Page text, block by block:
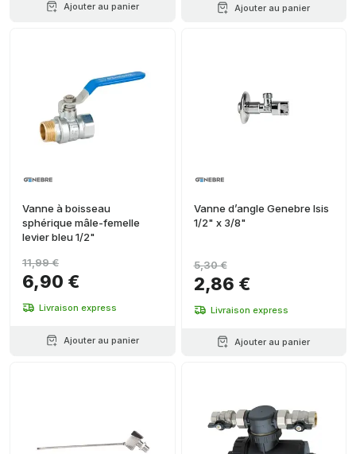
Ajouter au panier Ajouter au panier
Vanne à boisseau
sphérique mâle-femelle
levier bleu 1/2"
6,90 €
11,99 €
Livraison express
Ajouter au panier
Vanne d’angle Genebre Isis
1/2" x 3/8"
2,86 €
5,30 €
Livraison express
Ajouter au panier